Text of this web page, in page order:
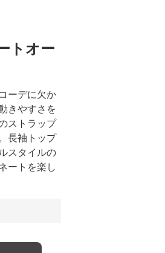
トオー
ーデに欠か
きやすさを
ストラップ
長袖トップ
スタイルの
ートを楽し